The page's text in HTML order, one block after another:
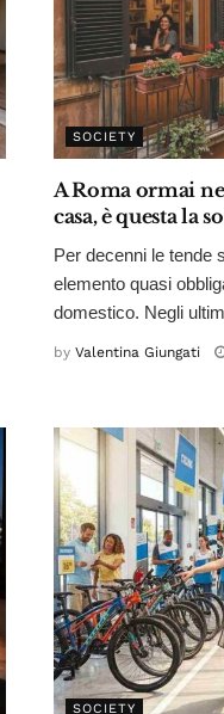
SOCIETY
A Roma ormai
casa, è questa la
Per decenni le tende
elemento quasi
domestico. Negli
by Valentina Giungati
SOCIETY